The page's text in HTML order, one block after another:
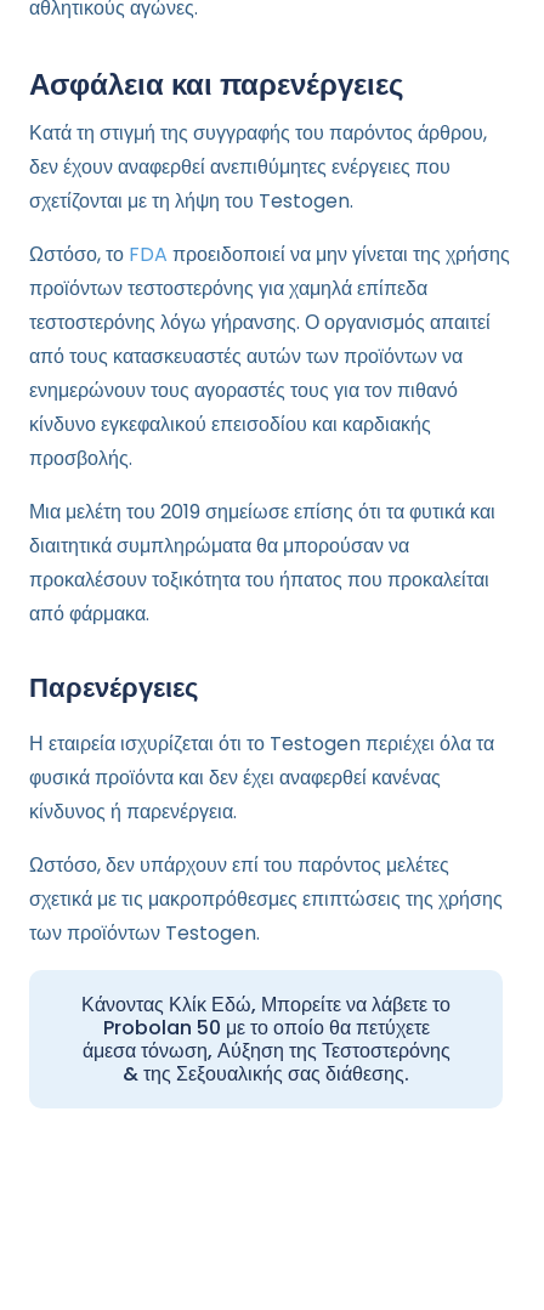
αθλητικούς αγώνες.
Ασφάλεια και παρενέργειες
Κατά τη στιγμή της συγγραφής του παρόντος άρθρου,
δεν έχουν αναφερθεί ανεπιθύμητες ενέργειες που
σχετίζονται με τη λήψη του Testogen.
Ωστόσο, το FDA προειδοποιεί να μην γίνεται της χρήσης
προϊόντων τεστοστερόνης για χαμηλά επίπεδα
τεστοστερόνης λόγω γήρανσης. Ο οργανισμός απαιτεί
από τους κατασκευαστές αυτών των προϊόντων να
ενημερώνουν τους αγοραστές τους για τον πιθανό
κίνδυνο εγκεφαλικού επεισοδίου και καρδιακής
προσβολής.
Μια μελέτη του 2019 σημείωσε επίσης ότι τα φυτικά και
διαιτητικά συμπληρώματα θα μπορούσαν να
προκαλέσουν τοξικότητα του ήπατος που προκαλείται
από φάρμακα.
Παρενέργειες
Η εταιρεία ισχυρίζεται ότι το Testogen περιέχει όλα τα
φυσικά προϊόντα και δεν έχει αναφερθεί κανένας
κίνδυνος ή παρενέργεια.
Ωστόσο, δεν υπάρχουν επί του παρόντος μελέτες
σχετικά με τις μακροπρόθεσμες επιπτώσεις της χρήσης
των προϊόντων Testogen.
Κάνοντας Κλίκ Εδώ, Μπορείτε να λάβετε το
Probolan 50 με το οποίο θα πετύχετε
άμεσα τόνωση, Αύξηση της Τεστοστερόνης
& της Σεξουαλικής σας διάθεσης.